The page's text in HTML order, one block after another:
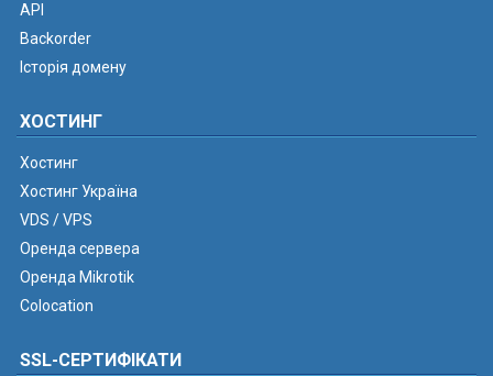
API
Backorder
Історія домену
ХОСТИНГ
Хостинг
Хостинг Україна
VDS / VPS
Оренда сервера
Оренда Mikrotik
Colocation
SSL-СЕРТИФІКАТИ